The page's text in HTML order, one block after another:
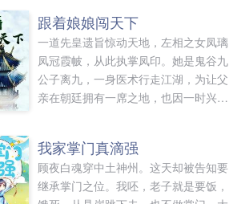
跟着娘娘闯天下
一道先皇遗旨惊动天地，左相之女凤璃
凤冠霞帔，从此执掌凤印。她是鬼谷九
公子离九，一身医术行走江湖，为让父
亲在朝廷拥有一席之地，也因一时兴
一次意外，两人的关系越发亲密。封后
大礼上，她身披凤裳，凤冠直恍他眼，
他想，若是皇后，是她也好。他，死板
我家掌门真滴强
顾夜白魂穿中土神州。这天却被告知要
继承掌门之位。我呸，老子就是要饭，